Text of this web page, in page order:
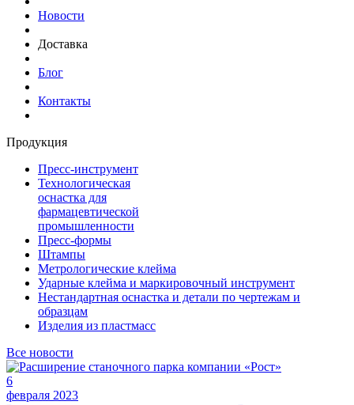
Новости
Доставка
Блог
Контакты
Продукция
Пресс-инструмент
Технологическая
оснастка для
фармацевтической
промышленности
Пресс-формы
Штампы
Метрологические клейма
Ударные клейма и маркировочный инструмент
Нестандартная оснастка и детали по чертежам и
образцам
Изделия из пластмасс
Все новости
6
февраля 2023